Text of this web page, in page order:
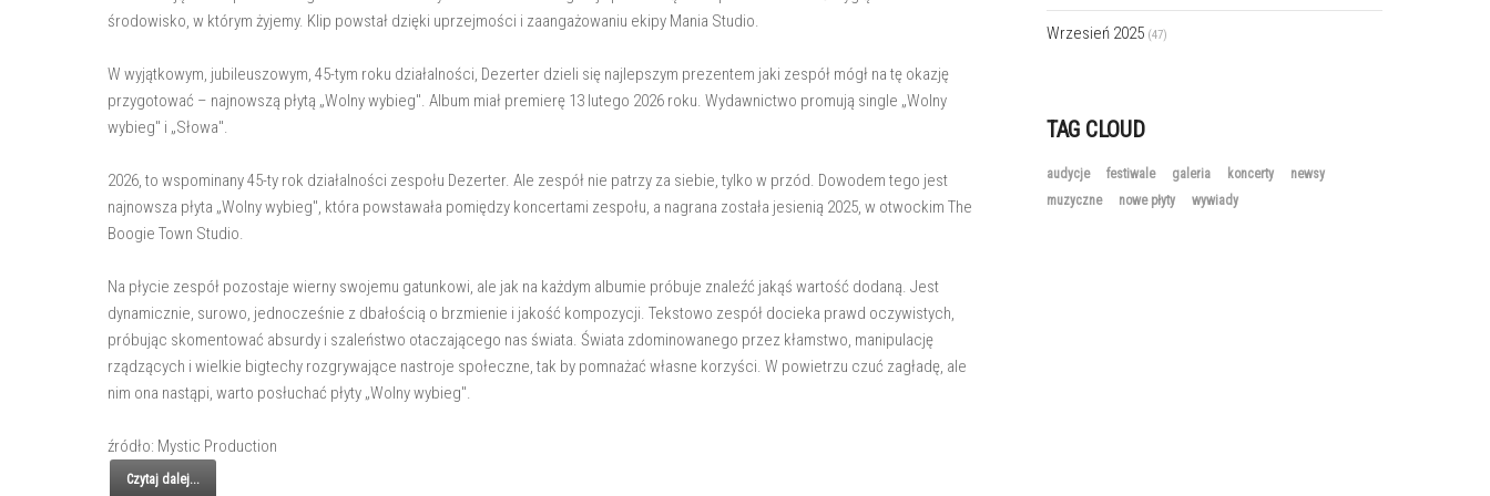
środowisko, w którym żyjemy. Klip powstał dzięki uprzejmości i zaangażowaniu ekipy Mania Studio.
W wyjątkowym, jubileuszowym, 45-tym roku działalności, Dezerter dzieli się najlepszym prezentem jaki zespół mógł na tę okazję
przygotować – najnowszą płytą „Wolny wybieg". Album miał premierę 13 lutego 2026 roku. Wydawnictwo promują single „Wolny
wybieg" i „Słowa".
2026, to wspominany 45-ty rok działalności zespołu Dezerter. Ale zespół nie patrzy za siebie, tylko w przód. Dowodem tego jest
najnowsza płyta „Wolny wybieg", która powstawała pomiędzy koncertami zespołu, a nagrana została jesienią 2025, w otwockim The
Boogie Town Studio.
Na płycie zespół pozostaje wierny swojemu gatunkowi, ale jak na każdym albumie próbuje znaleźć jakąś wartość dodaną. Jest
dynamicznie, surowo, jednocześnie z dbałością o brzmienie i jakość kompozycji. Tekstowo zespół docieka prawd oczywistych,
próbując skomentować absurdy i szaleństwo otaczającego nas świata. Świata zdominowanego przez kłamstwo, manipulację
rządzących i wielkie bigtechy rozgrywające nastroje społeczne, tak by pomnażać własne korzyści. W powietrzu czuć zagładę, ale
nim ona nastąpi, warto posłuchać płyty „Wolny wybieg".
źródło: Mystic Production
Czytaj dalej...
Wrzesień 2025 (47)
TAG CLOUD
audycje festiwale galeria koncerty
newsy
muzyczne
nowe płyty wywiady